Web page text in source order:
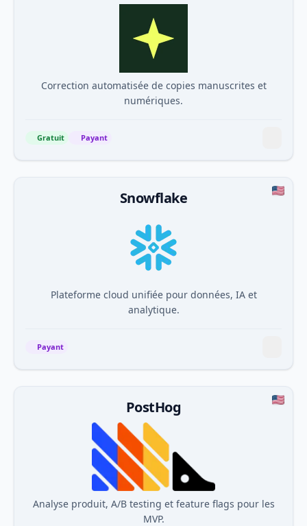
Correction automatisée de copies manuscrites et
numériques.
Gratuit Payant
Snowflake
Plateforme cloud unifiée pour données, IA et
analytique.
Payant
PostHog
Analyse produit, A/B testing et feature flags pour les
MVP.